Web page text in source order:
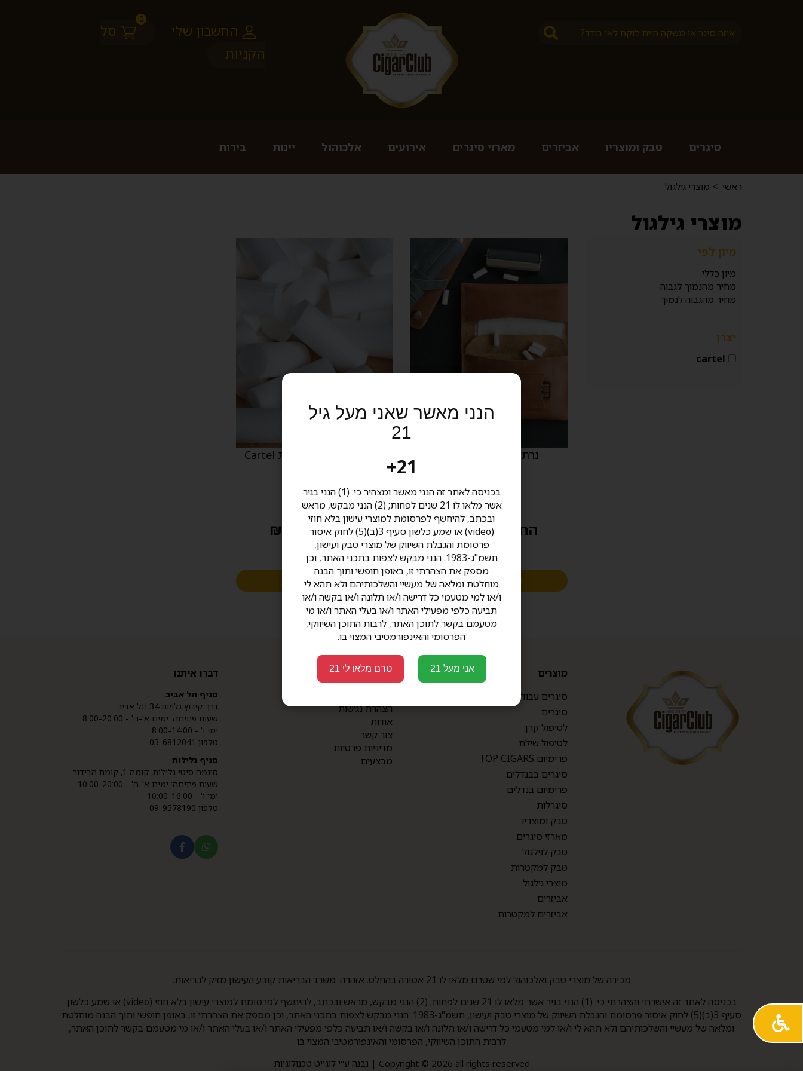
החשבון שלי
סל
הקניות
0
סיגרים טבק ומוצריו אביזרים מארזי סיגרים אירועים אלכוהול יינות בירות
ראשי > מוצרי גילגול
מוצרי גילגול
נרתיקים לטבק Cartel
החל מ 36.00 ₪
מגוון אפשרויות
פילטרים לגלגול סיגריות Cartel
החל מ 3.00 ₪
מגוון אפשרויות
מיון לפי
מיון כללי
מחיר מהנמוך לגבוה
מחיר מהגבוה לנמוך
יצרן
cartel
דברו איתנו
סניף תל אביב
דרך קיבוץ גלויות 34 תל אביב
שעות פתיחה: ימים א'-ה' - 8:00-20:00
ימי ו' - 8:00-14:00
טלפון 03-6812041
סניף גלילות
סינמה סיטי גלילות, קומה 1, קומת הבידור
שעות פתיחה: ימים א'-ה' - 10:00-20:00
ימי ו' - 10:00-16:00
טלפון 09-9578190
תפריט
הצהרת נגישות
אודות
צור קשר
מדיניות פרטיות
מבצעים
מוצרים
סיגרים עבודת יד
סיגרים
לטיפול קרן
לטיפול שילת
פרימיום TOP CIGARS
סיגרים בבנדלים
פרימיום בנדלים
סיגרלות
טבק ומוצריו
מארזי סיגרים
טבק לגילגול
טבק למקטרות
מוצרי גילגול
אביזרים
אביזרים למקטרות
מכירה של מוצרי טבק ואלכוהול למי שטרם מלאו לו 21 אסורה בהחלט. אזהרה: משרד הבריאות קובע העישון מזיק לבריאות.
בכניסה לאתר זה אישרתי והצהרתי כי: (1) הנני בגיר אשר מלאו לו 21 שנים לפחות; (2) הנני מבקש, מראש ובכתב, להיחשף לפרסומת למוצרי עישון בלא חוזי (video) או שמע כלשון
סעיף 3(ב)(5) לחוק איסור פרסומת והגבלת השיווק של מוצרי טבק ועישון, תשמ"ג-1983. הנני מבקש לצפות בתכני האתר, וכן מספק את הצהרתי זו, באופן חופשי ותוך הבנה מוחלטת
ומלאה של מעשיי והשלכותיהם ולא תהא לי ו/או למי מטעמי כל דרישה ו/או תלונה ו/או בקשה ו/או תביעה כלפי מפעילי האתר ו/או בעלי האתר ו/או מי מטעמם בקשר לתוכן האתר,
לרבות התוכן השיווקי, הפרסומי והאינפורמטיבי המצוי בו
Copyright © 2026 all rights reserved | נבנה ע"י לוגייט טכנולוגיות
הנני מאשר שאני מעל גיל
21
21+
בכניסה לאתר זה הנני מאשר ומצהיר כי: (1) הנני בגיר
אשר מלאו לו 21 שנים לפחות; (2) הנני מבקש, מראש
ובכתב, להיחשף לפרסומת למוצרי עישון בלא חוזי
(video) או שמע כלשון סעיף 3(ב)(5) לחוק איסור
פרסומת והגבלת השיווק של מוצרי טבק ועישון,
תשמ"ג-1983. הנני מבקש לצפות בתכני האתר, וכן
מספק את הצהרתי זו, באופן חופשי ותוך הבנה
מוחלטת ומלאה של מעשיי והשלכותיהם ולא תהא לי
ו/או למי מטעמי כל דרישה ו/או תלונה ו/או בקשה ו/או
תביעה כלפי מפעילי האתר ו/או בעלי האתר ו/או מי
מטעמם בקשר לתוכן האתר, לרבות התוכן השיווקי,
הפרסומי והאינפורמטיבי המצוי בו.
אני מעל 21 טרם מלאו לי 21